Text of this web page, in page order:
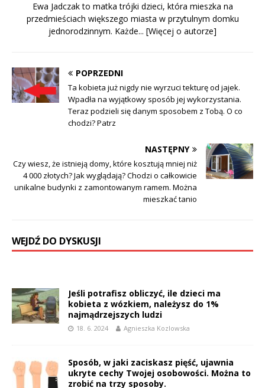
Ewa Jadczak to matka trójki dzieci, która mieszka na
przedmieściach większego miasta w przytulnym domku
jednorodzinnym. Każde... [Więcej o autorze]
POPRZEDNI
Ta kobieta już nigdy nie wyrzuci tekturę od jajek.
Wpadła na wyjątkowy sposób jej wykorzystania.
Teraz podzieli się danym sposobem z Tobą. O co
chodzi? Patrz
NASTĘPNY
Czy wiesz, że istnieją domy, które kosztują mniej niż
4 000 złotych? Jak wyglądają? Chodzi o całkowicie
unikalne budynki z zamontowanym ramem. Można
mieszkać tanio
WEJDŹ DO DYSKUSJI
Jeśli potrafisz obliczyć, ile dzieci ma
kobieta z wózkiem, należysz do 1%
najmądrzejszych ludzi
18. 6. 2024 Agnieszka Kozlowska
Sposób, w jaki zaciskasz pięść, ujawnia
ukryte cechy Twojej osobowości. Można to
zrobić na trzy sposoby.